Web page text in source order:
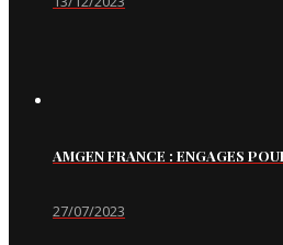
AMGEN FRANCE : ENGAGES
27/07/2023